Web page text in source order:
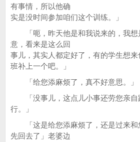
有事情，所以他确
实是没时间参加咱们这个训练。」
「呃，昨天他是和我说来的，我想
意，看来是这么回
事儿，其实人都定好了，有的学生想
班补上一个吧。」
「给您添麻烦了，真不好意思。」
「没事儿，这点儿小事还劳您亲自
行。」
「这是给您添麻烦了，还是过来和
先回去了」老婆边